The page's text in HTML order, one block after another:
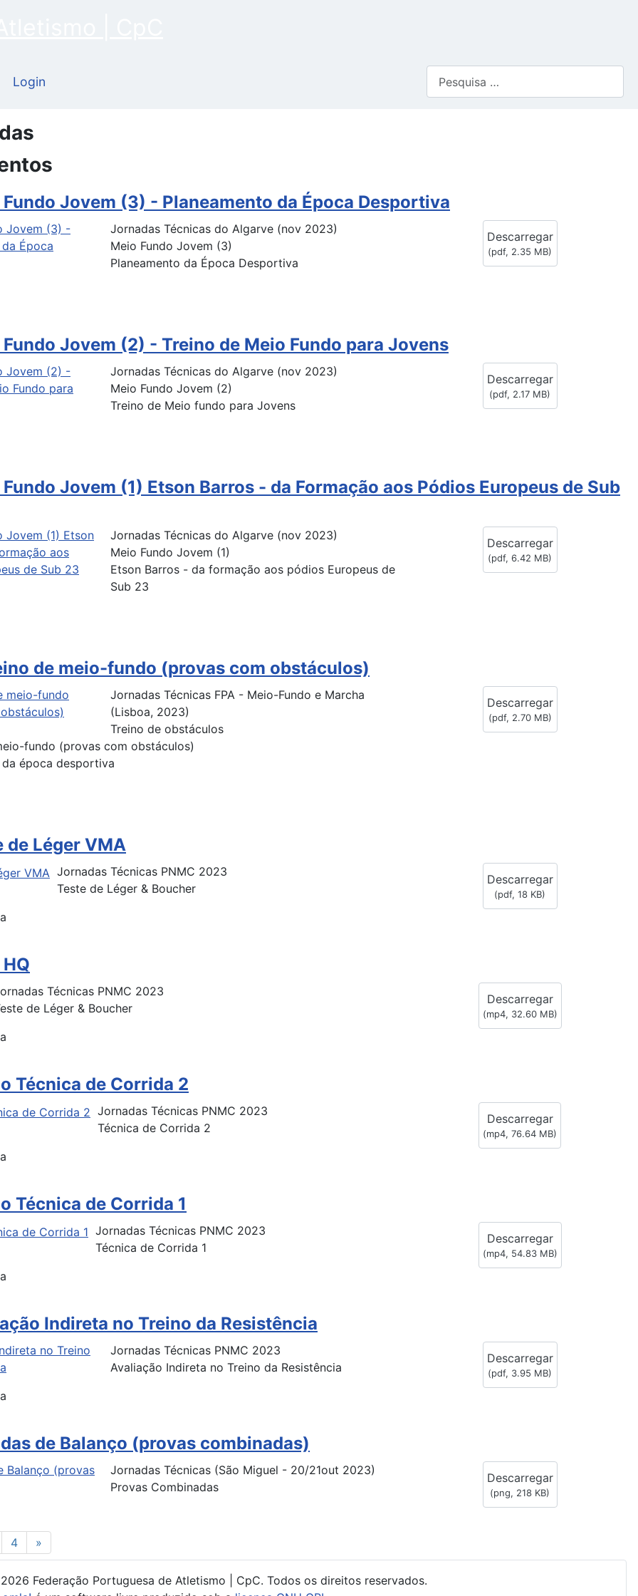
Login
Jovem (3) - Planeamento da Época Desportiva
Descarregar
(pdf, 2.35 MB)
Jornadas Técnicas do Algarve (nov 2023)
Meio Fundo Jovem (3)
Planeamento da Época Desportiva
Jovem (2) - Treino de Meio Fundo para Jovens
Descarregar
(pdf, 2.17 MB)
Jornadas Técnicas do Algarve (nov 2023)
Meio Fundo Jovem (2)
Treino de Meio fundo para Jovens
Jovem (1) Etson Barros - da Formação aos Pódios Europeus de Sub
Descarregar
(pdf, 6.42 MB)
Jornadas Técnicas do Algarve (nov 2023)
Meio Fundo Jovem (1)
Etson Barros - da formação aos pódios Europeus de
Sub 23
de meio-fundo (provas com obstáculos)
Descarregar
(pdf, 2.70 MB)
Jornadas Técnicas FPA - Meio-Fundo e Marcha
(Lisboa, 2023)
Treino de obstáculos
fundo (provas com obstáculos)
da época desportiva
de Léger VMA
Descarregar
(pdf, 18 KB)
Jornadas Técnicas PNMC 2023
Teste de Léger & Boucher
Descarregar
(mp4, 32.60 MB)
Técnicas PNMC 2023
de Léger & Boucher
Técnica de Corrida 2
Descarregar
(mp4, 76.64 MB)
Jornadas Técnicas PNMC 2023
Técnica de Corrida 2
Técnica de Corrida 1
Descarregar
(mp4, 54.83 MB)
Jornadas Técnicas PNMC 2023
Técnica de Corrida 1
Indireta no Treino da Resistência
Descarregar
(pdf, 3.95 MB)
Jornadas Técnicas PNMC 2023
Avaliação Indireta no Treino da Resistência
de Balanço (provas combinadas)
Descarregar
(png, 218 KB)
Jornadas Técnicas (São Miguel - 20/21out 2023)
Provas Combinadas
4 »
Federação Portuguesa de Atletismo | CpC. Todos os direitos reservados.